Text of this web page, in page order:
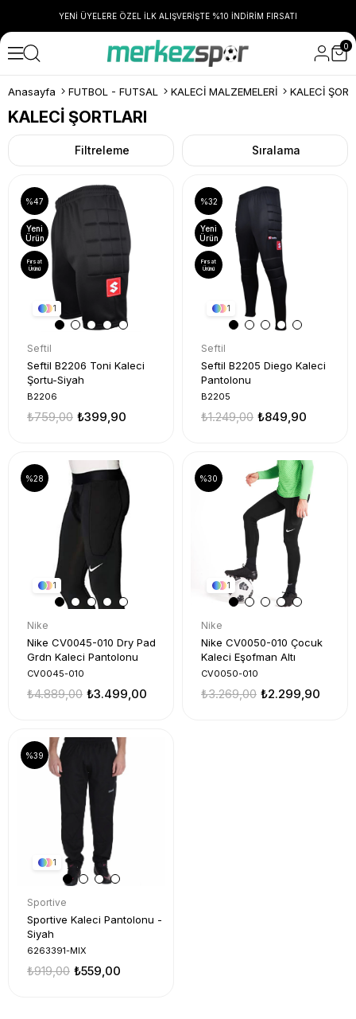
YENİ ÜYELERE ÖZEL İLK ALIŞVERİŞTE %10 İNDİRİM FIRSATI
0
Anasayfa FUTBOL - FUTSAL KALECİ MALZEMELERİ KALECİ
KALECİ ŞORTLARI
Filtreleme Sıralama
1
Seftil
Seftil B2206 Toni Kaleci
Şortu-Siyah
B2206
₺399,90
₺759,00
%47
Yeni
Ürün
Fırsat
Ürünü
1
Seftil
Seftil B2205 Diego Kaleci
Pantolonu
B2205
₺849,90
₺1.249,00
%32
Yeni
Ürün
Fırsat
Ürünü
1
Nike
Nike CV0045-010 Dry Pad
Grdn Kaleci Pantolonu
CV0045-010
₺3.499,00
₺4.889,00
%28
1
Nike
Nike CV0050-010 Çocuk
Kaleci Eşofman Altı
CV0050-010
₺2.299,90
₺3.269,00
%30
1
Sportive
Sportive Kaleci Pantolonu -
Siyah
6263391-MIX
₺559,00
₺919,00
%39